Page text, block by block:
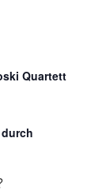
Quartett